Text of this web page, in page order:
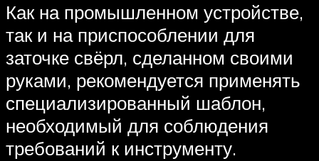
Как на промышленном устройстве,
так и на приспособлении для
заточке свёрл, сделанном своими
руками, рекомендуется применять
специализированный шаблон,
необходимый для соблюдения
требований к инструменту.